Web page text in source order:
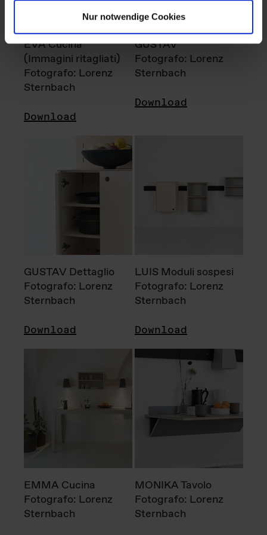
Nur notwendige Cookies
EVA Cucina
(Immagini ritagliati)
Fotografo: Lorenz
Sternbach
Download
GUSTAV
Fotografo: Lorenz
Sternbach
Download
GUSTAV Dettaglio
Fotografo: Lorenz
Sternbach
Download
LUIS Moduli sospesi
Fotografo: Lorenz
Sternbach
Download
EMMA Cucina
Fotografo: Lorenz
Sternbach
MONIKA Tavolo
Fotografo: Lorenz
Sternbach